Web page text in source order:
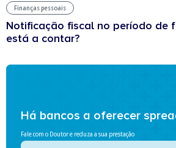
Finanças pessoais
Notificação fiscal no período de
está a contar?
Há bancos a oferecer
Fale com o Doutor e reduza a sua prestação